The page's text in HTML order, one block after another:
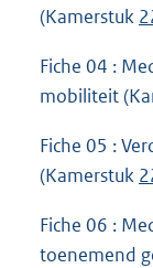
(Kamerstuk
Fiche 04 :
mobiliteit
Fiche 05 :
(Kamerstuk
Fiche 06 :
toenemend